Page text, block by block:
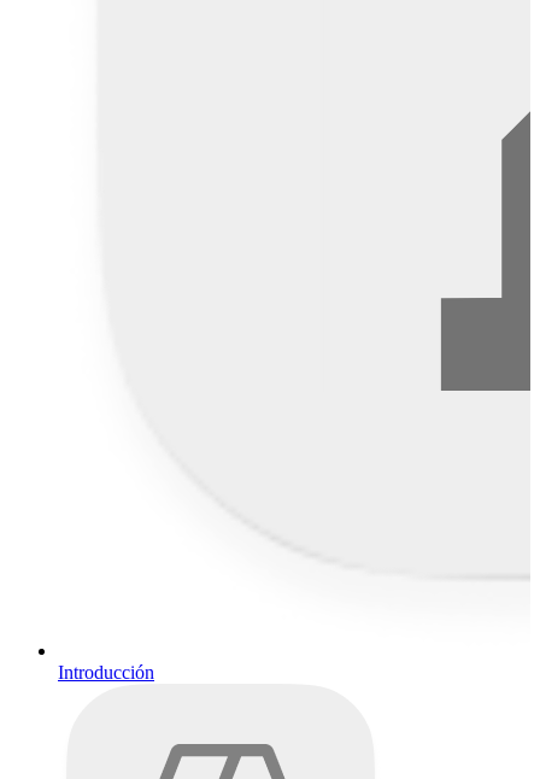
Introducción